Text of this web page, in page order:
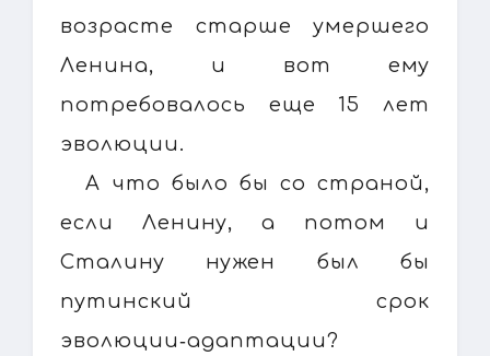
возрасте старше умершего
Ленина, и вот ему
потребовалось еще 15 лет
эволюции.
А что было бы со страной,
если Ленину, а потом и
Сталину нужен был бы
путинский срок
эволюции‑адаптации?